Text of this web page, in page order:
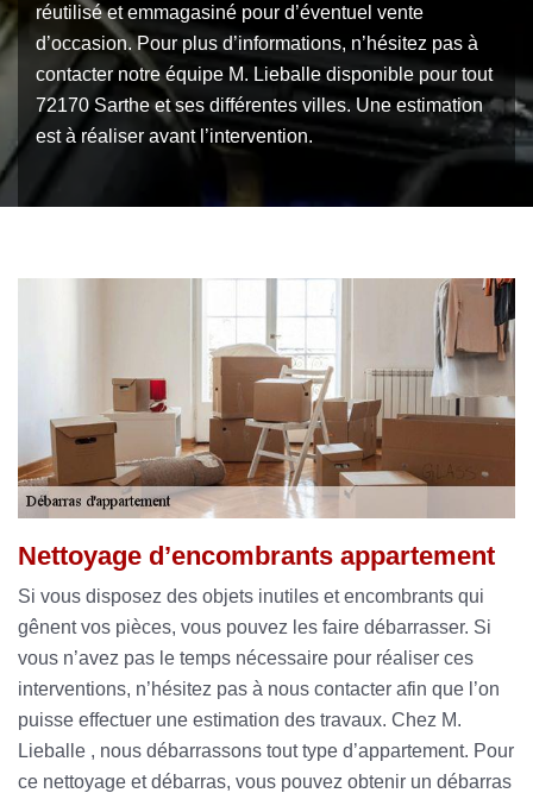
réutilisé et emmagasiné pour d’éventuel vente
d’occasion. Pour plus d’informations, n’hésitez pas à
contacter notre équipe M. Lieballe disponible pour tout
72170 Sarthe et ses différentes villes. Une estimation
est à réaliser avant l’intervention.
Nettoyage d’encombrants appartement
Si vous disposez des objets inutiles et encombrants qui
gênent vos pièces, vous pouvez les faire débarrasser. Si
vous n’avez pas le temps nécessaire pour réaliser ces
interventions, n’hésitez pas à nous contacter afin que l’on
puisse effectuer une estimation des travaux. Chez M.
Lieballe , nous débarrassons tout type d’appartement. Pour
ce nettoyage et débarras, vous pouvez obtenir un débarras